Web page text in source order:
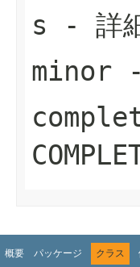
s - 詳
minor
概要 パッケージ クラス